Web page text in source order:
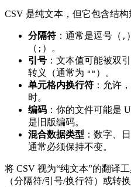
CSV 是纯文本，但它包含结构
分隔符 ：通常是逗号（ ,
（ ; ）。
引号 ：文本值可能被双
转义（通常为 "" ）。
单元格内换行符 ：允许
时。
编码 ：你的文件可能是
是旧版编码。
混合数据类型 ：数字、
通常必须保持不变。
将 CSV 视为“纯文本”的翻译
（分隔符/引号/换行符）或转